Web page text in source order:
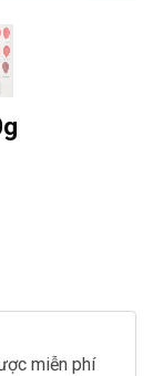
miễn phí